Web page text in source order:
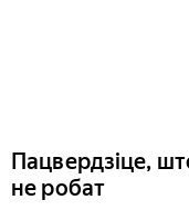
Пацвердзіце,
не робат